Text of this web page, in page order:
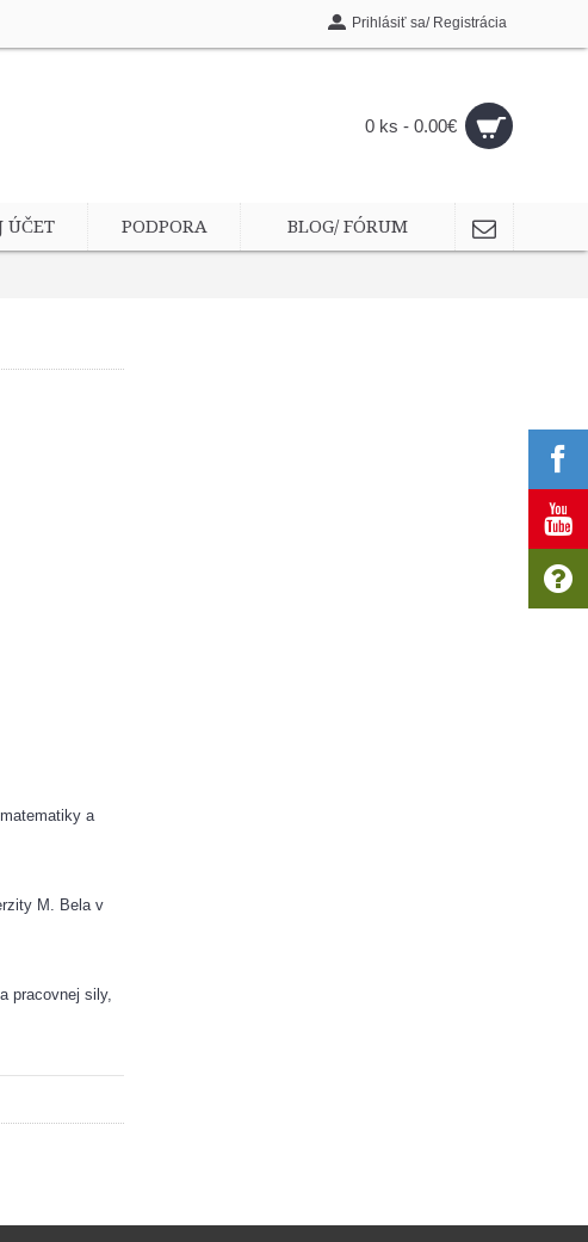
Prihlásiť sa/ Registrácia
0 ks - 0.00€
ÚČET PODPORA BLOG/ FÓRUM
a
M. Bela v
pracovnej sily,